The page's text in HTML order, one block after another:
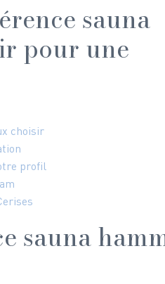
sauna
pour une
choisir
profil
sauna